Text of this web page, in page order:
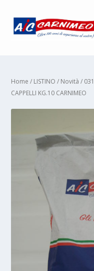
Home / LISTINO / Novità /
CAPPELLI KG.10 CARNIMEO